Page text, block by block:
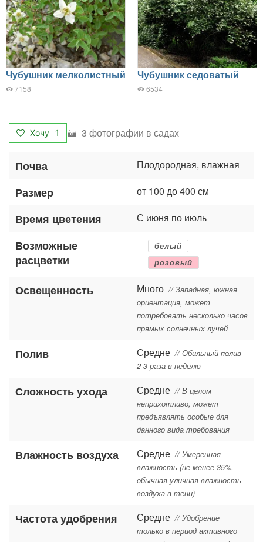
Чубушник мелколистный
7158
Чубушник седоватый
6534
Хочу 1 3 фотографии в садах
Почва Плодородная, влажная
Размер от 100 до 400 см
Время цветения С июня по июль
Возможные
расцветки
белый
розовый
Освещенность Много // Западная, южная
ориентация, может
потребовать несколько часов
прямых солнечных лучей
Полив Средне // Обильный полив
2-3 раза в неделю
Сложность ухода Средне // В целом
неприхотливо, может
предъявлять особые для
данного вида требования
Влажность воздуха Средне // Умеренная
влажность (не менее 35%,
обычная уличная влажность
воздуха в тени)
Частота удобрения Средне // Удобрение
только в период активного